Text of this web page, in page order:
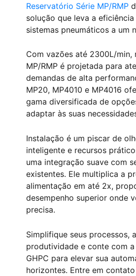
Reservatório Série MP/RMP
solução que leva a
sistemas pneumáticos a um
Com vazões até 2300L/min,
MP/RMP é projetada para
demandas de alta
MP20, MP4010 e MP4016
gama diversificada de
adaptar às suas
Instalação é um piscar de
inteligente e recursos
uma integração suave com
existentes. Ele multiplica a
alimentação em até 2x,
desempenho superior onde
precisa.
Simplifique seus processos,
produtividade e conte com
GHPC para elevar sua
horizontes. Entre em